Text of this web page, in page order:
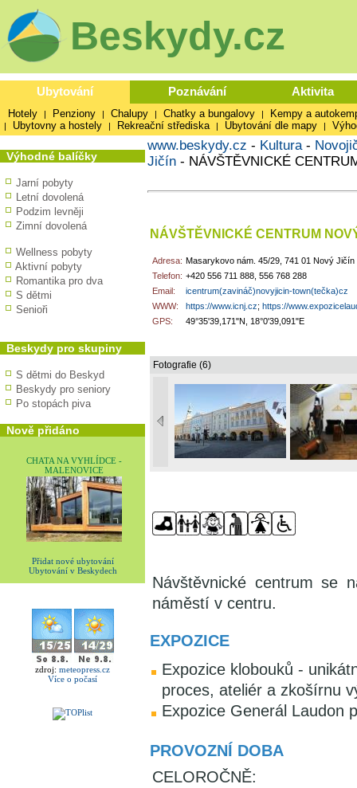
Beskydy.cz
Ubytování Poznávání Aktivita
Hotely | Penziony | Chalupy | Chatky a bungalovy | Kempy a
| Ubytovny a hostely | Rekreační střediska | Ubytování dle mapy |
Výhodné balíčky
Jarní pobyty
Letní dovolená
Podzim levněji
Zimní dovolená
Wellness pobyty
Aktivní pobyty
Romantika pro dva
S dětmi
Senioři
Beskydy pro skupiny
S dětmi do Beskyd
Beskydy pro seniory
Po stopách piva
Nově přidáno
CHATA NA VYHLÍDCE -
MALENOVICE
Přidat nové ubytování
Ubytování v Beskydech
zdroj: meteopress.cz
Více o počasí
www.beskydy.cz - Kultura-
Jičín - NÁVŠTĚVNICKÉ
NÁVŠTĚVNICKÉ CENTRUM
Adresa: Masarykovo nám. 45/29, 741 01 Nový Jičín
Telefon: +420 556 711 888, 556 768 288
Email:
icentrum(zavináč)novyjicin-town(tečka)cz
WWW:
https://www.icnj.cz; https://
GPS:
49°35'39,171"N, 18°0'39,091"E
Fotografie (6)
Návštěvnické centrum se
náměstí v centru.
EXPOZICE
Expozice klobouků -
proces, ateliér a zkošírnu
Expozice Generál Laudon
PROVOZNÍ DOBA
CELOROČNĚ: